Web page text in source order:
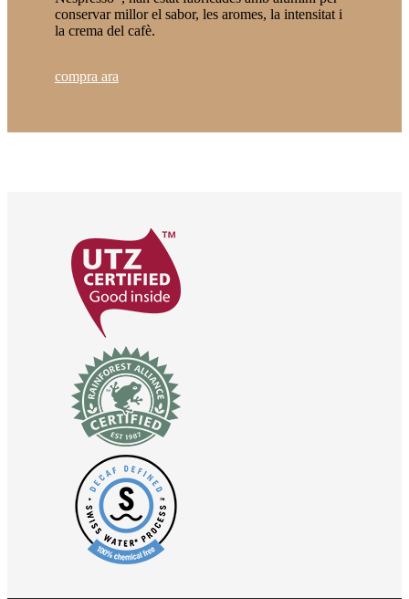
conservar millor el sabor, les aromes, la intensitat i
la crema del cafè.
compra ara